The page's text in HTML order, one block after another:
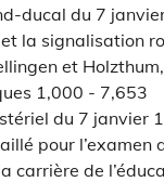
ducal du 7
la signalisation
et Holzthum,
1,000 - 7,653
du 7 janvier
pour l’examen
carrière de